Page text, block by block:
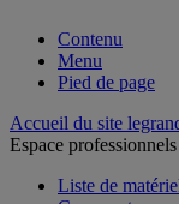
Contenu
Menu
Pied de page
Accueil du site
Espace professionnels
Liste de